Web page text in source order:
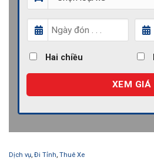
Hai chiều
XEM GIÁ
Dịch vụ Đi Tỉnh Thuê Xe